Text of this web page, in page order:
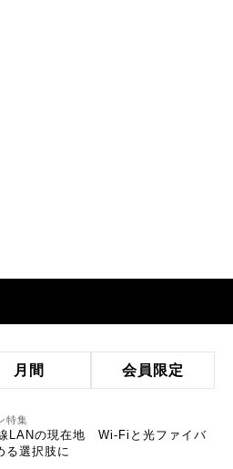
月間 会員限定
特集
LANの現在地 Wi-Fiと光ファイバ
る選択肢に